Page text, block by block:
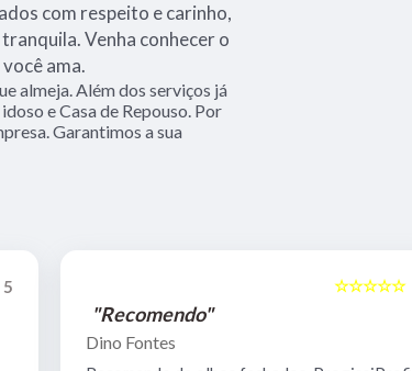
com respeito e carinho,
Venha conhecer o
ama.
almeja. Além dos serviços já
e Casa de Repouso. Por
Garantimos a sua
5 ☆☆☆☆☆
"Recomendo"
Dino Fontes